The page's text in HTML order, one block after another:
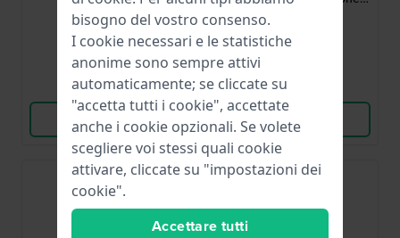
29,00 €
● Disponibile
Confronta
Vedi i prodotti
svizzera con tema ittico
44,00 €
● Disponibile
Confronta
Vedi i prodotti
Nuovo
bisogno del vostro consenso.
I cookie necessari e le statistiche
anonime sono sempre attivi
automaticamente; se cliccate su
"accetta tutti i cookie", accettate
anche i cookie opzionali. Se volete
scegliere voi stessi quali cookie
attivare, cliccate su "impostazioni dei
cookie".
Accettare tutti